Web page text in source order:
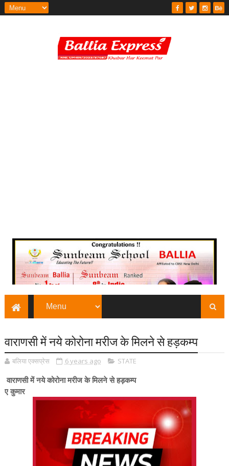
वाराणसी में नये कोरोना मरीज के मिलने से हड़कम्प
बलिया एक्सप्रेस 6 years ago STATE
वाराणसी में नये कोरोना मरीज के मिलने से हड़कम्प
ए कुमार